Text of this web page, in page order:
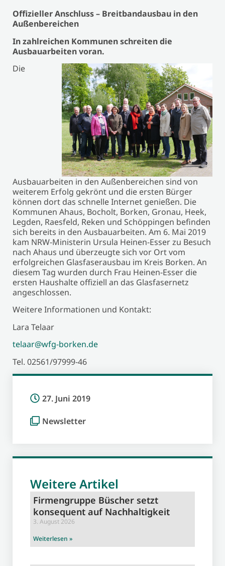
Offizieller Anschluss – Breitbandausbau in den
Außenbereichen
In zahlreichen Kommunen schreiten die
Ausbauarbeiten voran.
Die
Ausbauarbeiten in den Außenbereichen sind von
weiterem Erfolg gekrönt und die ersten Bürger
können dort das schnelle Internet genießen. Die
Kommunen Ahaus, Bocholt, Borken, Gronau, Heek,
Legden, Raesfeld, Reken und Schöppingen befinden
sich bereits in den Ausbauarbeiten. Am 6. Mai 2019
kam NRW-Ministerin Ursula Heinen-Esser zu Besuch
nach Ahaus und überzeugte sich vor Ort vom
erfolgreichen Glasfaserausbau im Kreis Borken. An
diesem Tag wurden durch Frau Heinen-Esser die
ersten Haushalte offiziell an das Glasfasernetz
angeschlossen.
Weitere Informationen und Kontakt:
Lara Telaar
telaar@wfg-borken.de
Tel. 02561/97999-46
27. Juni 2019
Newsletter
Weitere Artikel
Firmengruppe Büscher setzt
konsequent auf Nachhaltigkeit
3. August 2026
Weiterlesen »